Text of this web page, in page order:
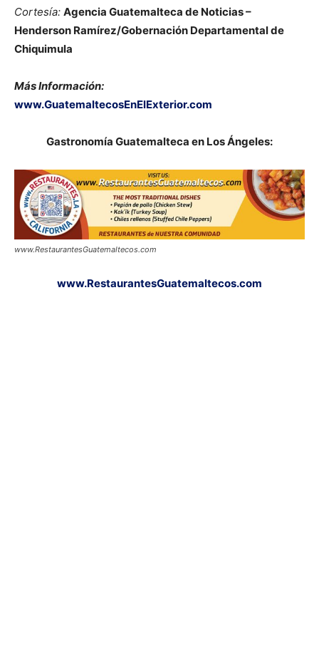
Cortesía: Agencia Guatemalteca de Noticias–
Henderson Ramírez/Gobernación Departamental de
Chiquimula
Más Información:
www.GuatemaltecosEnElExterior.com
Gastronomía Guatemalteca en Los Ángeles:
www.RestaurantesGuatemaltecos.com
www.RestaurantesGuatemaltecos.com